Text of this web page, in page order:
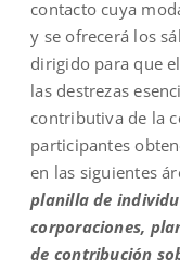
contacto cuya
y se ofrecerá los
dirigido para que
las destrezas
contributiva de la
participantes
en las siguientes
planilla de
corporaciones,
de contribución